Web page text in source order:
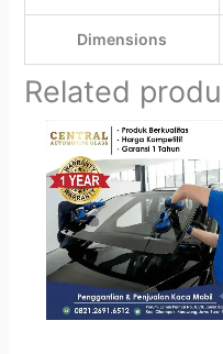
Dimensions
Related